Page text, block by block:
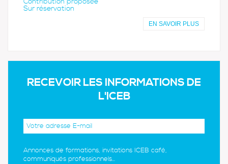
Sur réservation
EN SAVOIR PLUS
RECEVOIR LES INFORMATIONS DE
L'ICEB
Annonces de formations, invitations ICEB café,
communiqués professionnels...